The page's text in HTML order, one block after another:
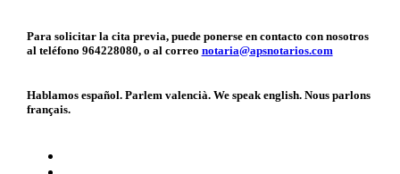
Para solicitar la cita previa, puede ponerse en contacto con nosotros
al teléfono 964228080, o al correo notaria@apsnotarios.com
Hablamos español. Parlem valencià. We speak english. Nous parlons
français.